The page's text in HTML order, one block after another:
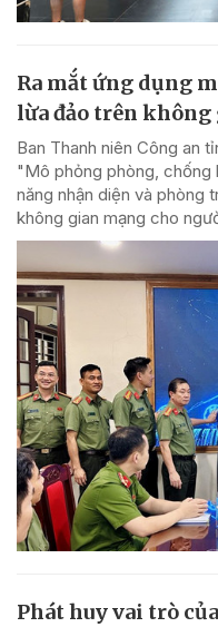
Ra mắt ứng dụng
lừa đảo trên
Ban Thanh niên Công an
"Mô phỏng phòng, chống
năng nhận diện và phòng
không gian mạng cho
Phát huy vai trò